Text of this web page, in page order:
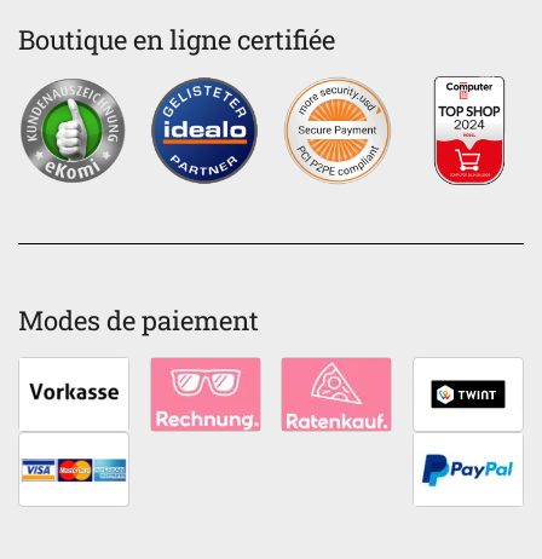
Boutique en ligne certifiée
Modes de paiement